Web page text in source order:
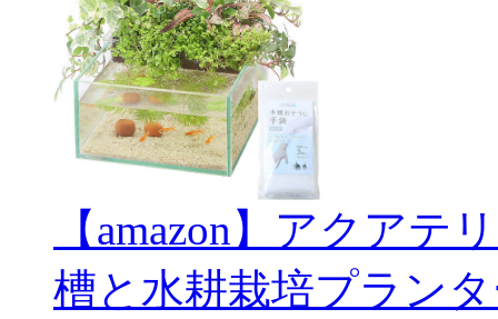
【amazon】アクアテ
槽と水耕栽培プラン